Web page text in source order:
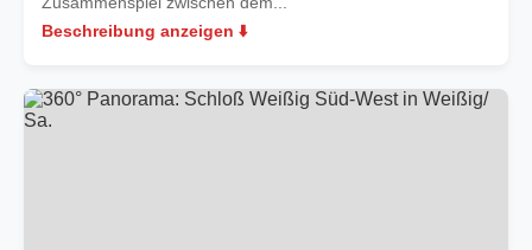
Beschreibung anzeigen ⬇️